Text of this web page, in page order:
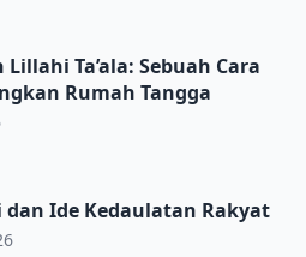
Cara Melanggengkan
Ta’ala: Sebuah Cara
Rumah Tangga
Rakyat
Ide Kedaulatan Rakyat